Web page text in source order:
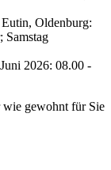
Oldenburg:
Samstag
2026: 08.00 -
gewohnt für Sie